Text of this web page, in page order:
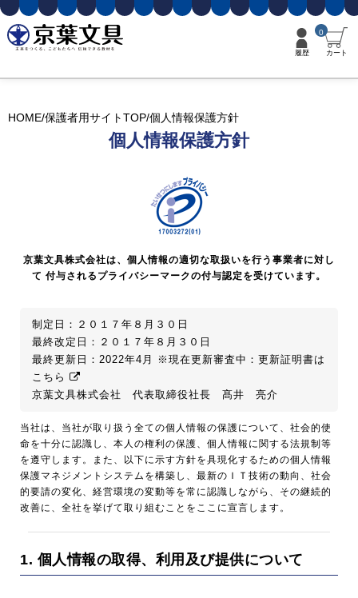
履歴
0
カート
HOME 保護者用サイトTOP 個人情報保護方針
個人情報保護方針
京葉文具株式会社は、個人情報の適切な取扱いを行う事業者に対し
て 付与されるプライバシーマークの付与認定を受けています。
制定日：２０１７年８月３０日
最終改定日：２０１７年８月３０日
最終更新日：2022年4月
※現在更新審査中：更新証明書は
こちら
京葉文具株式会社 代表取締役社長 髙井 亮介
当社は、当社が取り扱う全ての個人情報の保護について、社会的使
命を十分に認識し、本人の権利の保護、個人情報に関する法規制等
を遵守します。また、以下に示す方針を具現化するための個人情報
保護マネジメントシステムを構築し、最新のＩＴ技術の動向、社会
的要請の変化、経営環境の変動等を常に認識しながら、その継続的
改善に、全社を挙げて取り組むことをここに宣言します。
1. 個人情報の取得、利用及び提供について